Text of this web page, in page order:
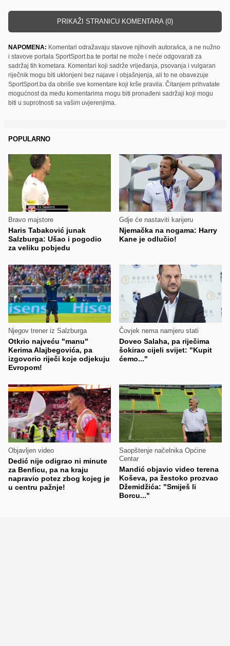
PRIKAŽI STRANICU KOMENTARA (0)
NAPOMENA: Komentari odražavaju stavove njihovih autora/ica, a ne nužno
i stavove portala SportSport.ba te portal ne može i neće odgovarati za
sadržaj tih kometara. Komentari koji sadrže vrijeđanja, psovanja i vulgaran
riječnik mogu biti uklonjeni bez najave i objašnjenja, ali to ne obavezuje
SportSport.ba da obriše sve komentare koji krše pravila. Čitanjem prihvatate
mogućnost da među komentarima mogu biti pronađeni sadržaji koji mogu
biti u suprotnosti sa vašim uvjerenjima.
POPULARNO
Bravo majstore
Haris Tabaković junak
Salzburga: Ušao i pogodio
za veliku pobjedu
Gdje će nastaviti karijeru
Njemačka na nogama: Harry
Kane je odlučio!
Njegov trener iz Salzburga
Otkrio najveću "manu"
Kerima Alajbegovića, pa
izgovorio riječi koje odjekuju
Evropom!
Čovjek nema namjeru stati
Doveo Salaha, pa riječima
šokirao cijeli svijet: "Kupit
ćemo..."
Objavljen video
Dedić nije odigrao ni minute
za Benficu, pa na kraju
napravio potez zbog kojeg je
u centru pažnje!
Saopštenje načelnika Općine
Centar
Mandić objavio video terena
Koševa, pa žestoko prozvao
Džemidžića: "Smiješ li
Borcu..."